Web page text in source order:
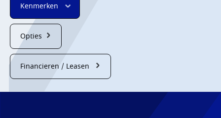
Kenmerken
Opties
Financieren / Leasen